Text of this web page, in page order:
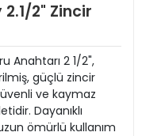
2" Zincir
Anahtarı 2 1/2",
güçlü zincir
ve kaymaz
Dayanıklı
ömürlü kullanım